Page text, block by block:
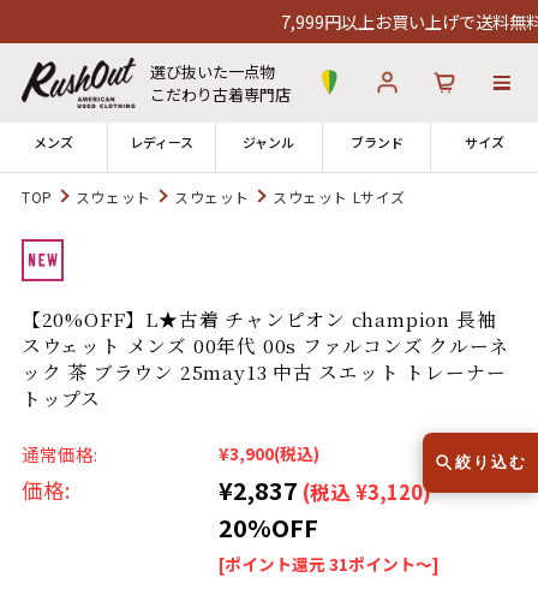
7,999円以上お買い上げで送料無料！
選び抜いた一点物
こだわり古着専門店
メンズ レディース ジャンル ブランド サイズ
店舗一覧
全国7店舗・公式通販の比較 →
発送について
今週のHOTワード（7/29〜8/4）
TOP スウェット スウェット スウェット Lサイズ
【20%OFF】L★古着 チャンピオン champion 長袖
スウェット メンズ 00年代 00s ファルコンズ クルーネ
ック 茶 ブラウン 25may13 中古 スエット トレーナー
トップス
通常価格: ¥3,900(税込)
価格: ¥2,837 (税込 ¥3,120)
20%OFF
[ポイント還元 31ポイント～]
絞り込む